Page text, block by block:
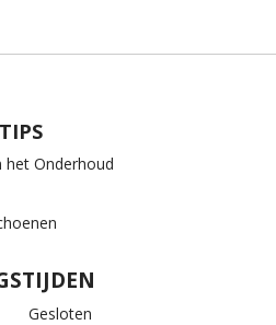
het Onderhoud
Gesloten